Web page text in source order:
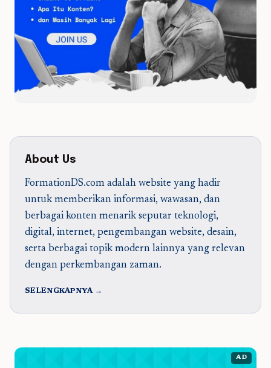
About Us
FormationDS.com adalah website yang hadir
untuk memberikan informasi, wawasan, dan
berbagai konten menarik seputar teknologi,
digital, internet, pengembangan website, desain,
serta berbagai topik modern lainnya yang relevan
dengan perkembangan zaman.
SELENGKAPNYA →
AD